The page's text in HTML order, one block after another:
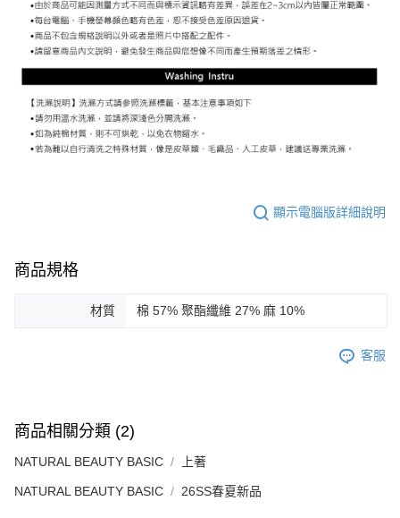
顯示電腦版詳細說明
商品規格
材質 棉 57% 聚酯纖維 27% 麻 10%
客服
商品相關分類 (2)
NATURAL BEAUTY BASIC 上著
NATURAL BEAUTY BASIC 26SS春夏新品